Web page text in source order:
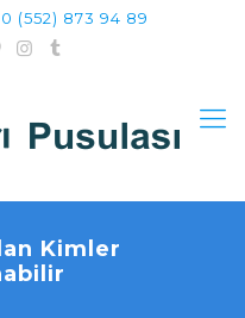
0 (552) 873 94 89
Kimler